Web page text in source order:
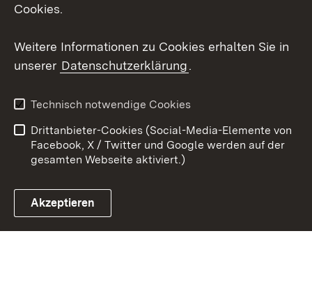
Youtube
Link zum Landesportal
Kontakt
Datenschutz
Barrierefreiheit
Impressum Cookies
Cookies.
Weitere Informationen zu Cookies erhalten Sie in
unserer Datenschutzerklärung.
Technisch notwendige Cookies
Drittanbieter-Cookies (Social-Media-Elemente von
Facebook, X / Twitter und Google werden auf der
gesamten Webseite aktiviert.)
Akzeptieren